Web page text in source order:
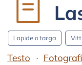
Lapide o targa
Testo